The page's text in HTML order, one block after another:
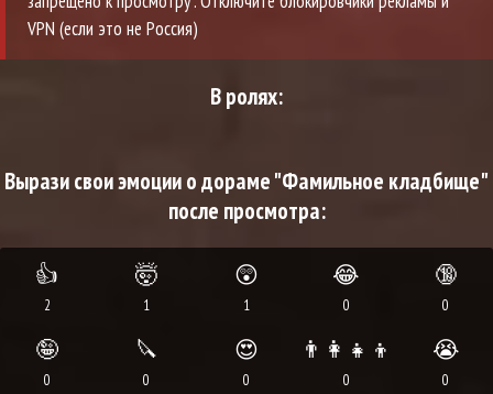
VPN (если это не Россия)
В ролях:
Вырази свои эмоции о дораме "Фамильное кладбище"
после просмотра:
👍
2
🤯
1
😲
1
😂
0
🔞
0
🤪
0
🔪
0
😍
0
👨‍👩‍👧‍👦
0
😭
0